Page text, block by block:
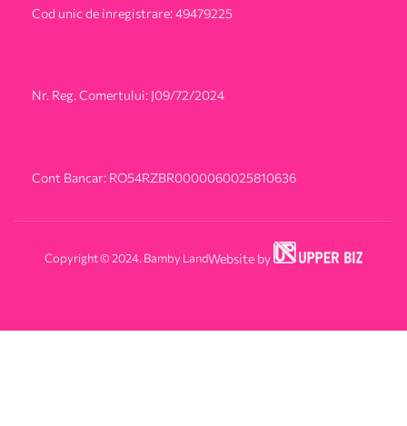
Cod unic de inregistrare: 49479225
Nr. Reg. Comertului: J09/72/2024
Cont Bancar: RO54RZBR0000060025810636
Copyright © 2024. Bamby LandWebsite by